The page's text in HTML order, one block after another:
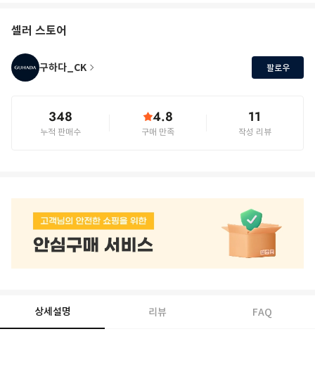
셀러 스토어
구하다_CK 팔로우
348
누적 판매수
4.8
구매 만족
11
작성 리뷰
상세설명 리뷰 FAQ